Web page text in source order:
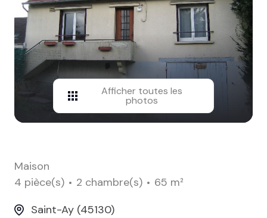
contact
Afficher toutes les
photos
Maison
4 pièce(s)
2 chambre(s)
65 m²
Saint-Ay (45130)